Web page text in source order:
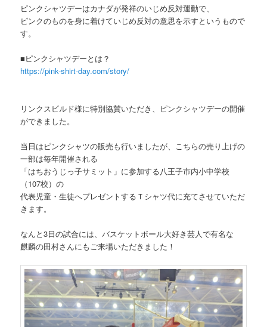
ピンクシャツデーはカナダが発祥のいじめ反対運動で、
ピンクのものを身に着けていじめ反対の意思を示すというもので
す。
■ピンクシャツデーとは？
https://pink-shirt-day.com/story/
リンクスビルド様に特別協賛いただき、ピンクシャツデーの開催
ができました。
当日はピンクシャツの販売も行いましたが、こちらの売り上げの
一部は毎年開催される
「はちおうじっ子サミット」に参加する八王子市内小中学校
（107校）の
代表児童・生徒へプレゼントするＴシャツ代に充てさせていただ
きます。
なんと3日の試合には、バスケットボール大好き芸人で有名な
麒麟の田村さんにもご来場いただきました！